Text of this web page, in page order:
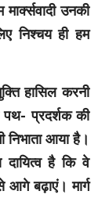
उनकी
निश्चय ही हम
हासिल करनी
पथ- प्रदर्शक की
निभाता आया है।
दायित्व है कि वे
बढ़ाएं। मार्ग